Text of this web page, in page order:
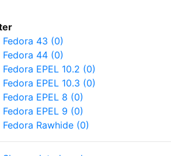
Fedora 43 (0)
Fedora 44 (0)
Fedora EPEL 10.2 (0)
Fedora EPEL 10.3 (0)
Fedora EPEL 8 (0)
Fedora EPEL 9 (0)
Fedora Rawhide (0)